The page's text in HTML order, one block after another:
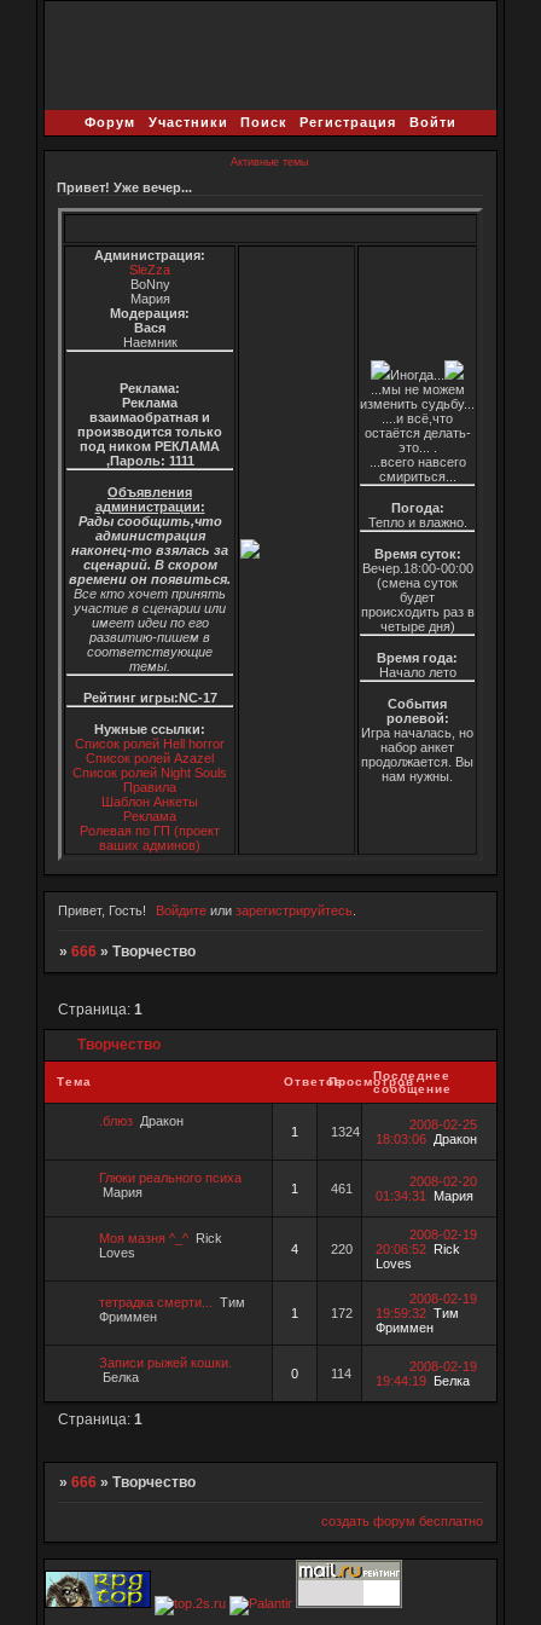
Форум Участники Поиск Регистрация Войти
Активные темы
Привет! Уже вечер...
Администрация:
SleZza
BoNny
Мария
Модерация:
Вася
Наемник
Реклама:
Реклама
взаимаобратная и
производится только
под ником РЕКЛАМА
,Пароль: 1111
Объявления
администрации:
Рады сообщить,что
администрация
наконец-то взялась за
сценарий. В скором
времени он появиться.
Все кто хочет принять
участие в сценарии или
имеет идеи по его
развитию-пишем в
соответствующие
темы.
Рейтинг игры:NC-17
Нужные ссылки:
Список ролей Hell horror
Список ролей Azazel
Список ролей Night Souls
Правила
Шаблон Анкеты
Реклама
Ролевая по ГП (проект
ваших админов)
Иногда...
...мы не можем
изменить судьбу...
....и всё,что
остаётся делать-
это... .
...всего навсего
смириться...
Погода:
Тепло и влажно.
Время суток:
Вечер.18:00-00:00
(смена суток
будет
происходить раз в
четыре дня)
Время года:
Начало лето
События
ролевой:
Игра началась, но
набор анкет
продолжается. Вы
нам нужны.
Привет, Гость! Войдите илизарегистрируйтесь
» 666 » Творчество
Творчество
Страница: 1
Тема ОтветовПросмотров
Последнее
сообщение
.блюз Дракон
1 1324
2008-02-25
18:03:06 Дракон
Глюки реального психа
Мария
1 461
2008-02-20
01:34:31
Мария
Моя мазня ^_^ Rick
Loves
4 220
2008-02-19
20:06:52 Rick
Loves
тетрадка смерти...
Тим
Фриммен
1 172
2008-02-19
19:59:32 Тим
Фриммен
Записи рыжей кошки.
Белка
0 114
2008-02-19
19:44:19 Белка
Страница: 1
» 666 » Творчество
создать форум бесплатно